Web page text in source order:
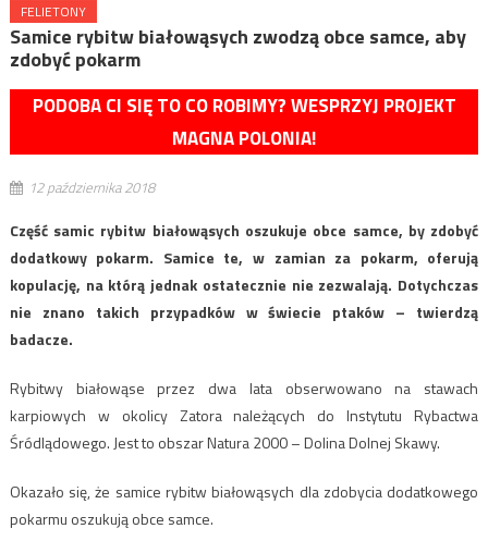
FELIETONY
Samice rybitw białowąsych zwodzą obce samce, aby
zdobyć pokarm
PODOBA CI SIĘ TO CO ROBIMY? WESPRZYJ PROJEKT
MAGNA POLONIA!
12 października 2018
Część samic rybitw białowąsych oszukuje obce samce, by zdobyć
dodatkowy pokarm. Samice te, w zamian za pokarm, oferują
kopulację, na którą jednak ostatecznie nie zezwalają. Dotychczas
nie znano takich przypadków w świecie ptaków – twierdzą
badacze.
Rybitwy białowąse przez dwa lata obserwowano na stawach
karpiowych w okolicy Zatora należących do Instytutu Rybactwa
Śródlądowego. Jest to obszar Natura 2000 – Dolina Dolnej Skawy.
Okazało się, że samice rybitw białowąsych dla zdobycia dodatkowego
pokarmu oszukują obce samce.